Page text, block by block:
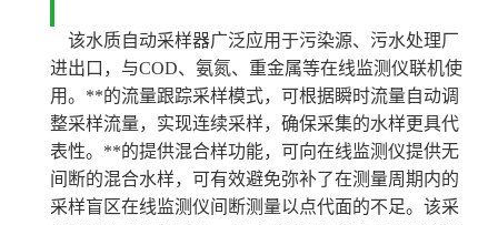
该水质自动采样器广泛应用于污染源、污水处理厂
进出口，与COD、氨氮、重金属等在线监测仪联机使
用。**的流量跟踪采样模式，可根据瞬时流量自动调
整采样流量，实现连续采样，确保采集的水样更具代
表性。**的提供混合样功能，可向在线监测仪提供无
间断的混合水样，可有效避免弥补了在测量周期内的
采样盲区在线监测仪间断测量以点代面的不足。该采